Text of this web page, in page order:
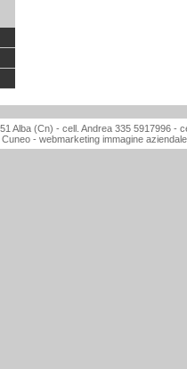
Alba (Cn) - cell. Andrea 335 5917996
- webmarketing immagine